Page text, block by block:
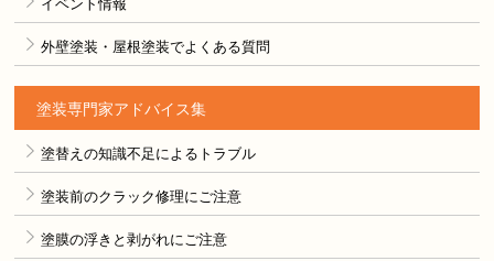
イベント情報
外壁塗装・屋根塗装でよくある質問
塗装専門家アドバイス集
塗替えの知識不足によるトラブル
塗装前のクラック修理にご注意
塗膜の浮きと剥がれにご注意